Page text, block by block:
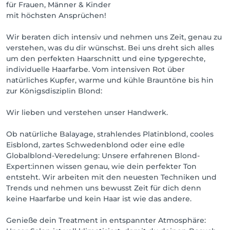
dich!
●Deine entspannte Anreise zu uns:
Für eine stressfreie Anfahrt findest du einen
öffentlichen, kostenlosen Parkplatz ganz in der Nähe
unseres Salons:
📍 Parkplatz, Rheinallee 2, 65346 Eltville am Rhein-
Erbach
●Bitte beachte unsere Stornierungsregelung:
Eine kostenlose Stornierung oder
Terminverschiebung ist bis 48 Stunden vor dem
Termin möglich. Bei einer Absage innerhalb von 48
Stunden berechnen wir 50 % des
Behandlungspreises. Bei einer Absage innerhalb von
12 Stunden oder bei Nichterscheinen müssen wir
leider 100 % des Behandlungspreises berechnen.
Rücksichtnahme auf unsere Terminplanung!
Dein Salon-Team NAMO
für Frauen, Männer & Kinder
mit höchsten Ansprüchen!
Wir beraten dich intensiv und nehmen uns Zeit, genau zu
verstehen, was du dir wünschst. Bei uns dreht sich alles
um den perfekten Haarschnitt und eine typgerechte,
individuelle Haarfarbe. Vom intensiven Rot über
natürliches Kupfer, warme und kühle Brauntöne bis hin
zur Königsdisziplin Blond:
Wir lieben und verstehen unser Handwerk.
Ob natürliche Balayage, strahlendes Platinblond, cooles
Eisblond, zartes Schwedenblond oder eine edle
Globalblond-Veredelung: Unsere erfahrenen Blond-
Expert:innen wissen genau, wie dein perfekter Ton
entsteht. Wir arbeiten mit den neuesten Techniken und
Trends und nehmen uns bewusst Zeit für dich denn
keine Haarfarbe und kein Haar ist wie das andere.
Genieße dein Treatment in entspannter Atmosphäre: